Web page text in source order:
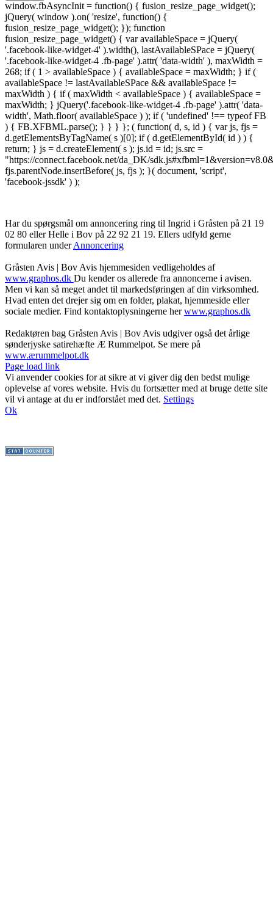
window.fbAsyncInit = function() { fusion_resize_page_widget();
jQuery( window ).on( 'resize', function() {
fusion_resize_page_widget(); }); function
fusion_resize_page_widget() { var availableSpace = jQuery(
'.facebook-like-widget-4' ).width(), lastAvailableSPace = jQuery(
'.facebook-like-widget-4 .fb-page' ).attr( 'data-width' ), maxWidth =
268; if ( 1 > availableSpace ) { availableSpace = maxWidth; } if (
availableSpace != lastAvailableSPace && availableSpace !=
maxWidth ) { if ( maxWidth < availableSpace ) { availableSpace =
maxWidth; } jQuery('.facebook-like-widget-4 .fb-page' ).attr( 'data-
width', Math.floor( availableSpace ) ); if ( 'undefined' !== typeof FB
) { FB.XFBML.parse(); } } } }; ( function( d, s, id ) { var js, fjs =
d.getElementsByTagName( s )[0]; if ( d.getElementById( id ) ) {
return; } js = d.createElement( s ); js.id = id; js.src =
"https://connect.facebook.net/da_DK/
fjs.parentNode.insertBefore( js, fjs ); }( document, 'script',
'facebook-jssdk' ) );
Har du spørgsmål om annoncering ring til Ingrid i Gråsten på 21 19
02 80 ‬eller Helle i Bov på 22 92 21 19‬. Ellers udfyld gerne
formularen underAnnoncering
Gråsten Avis | Bov Avis hjemmesiden vedligeholdes af
www.graphos.dk Du kender os allerede fra annoncerne i avisen.
Men vi kan så meget andet til markedsføringen af din virksomhed.
Hvad enten det drejer sig om en folder, plakat, hjemmeside eller
sociale medier. Find kontaktoplysningerne herwww.graphos.dk
Redaktøren bag Gråsten Avis | Bov Avis udgiver også det årlige
sønderjyske satirehæfte Æ Rummelpot. Se mere på
www.ærummelpot.dk
Facebook
Facebook
Facebook
Facebook
Instagram
Instagram
Instagram
LinkedIn
Page load link
Vi anvender cookies for at sikre at vi giver dig den bedst mulige
oplevelse af vores website. Hvis du fortsætter med at bruge dette site
vil vi antage at du er indforstået med det. Settings
Ok
Go